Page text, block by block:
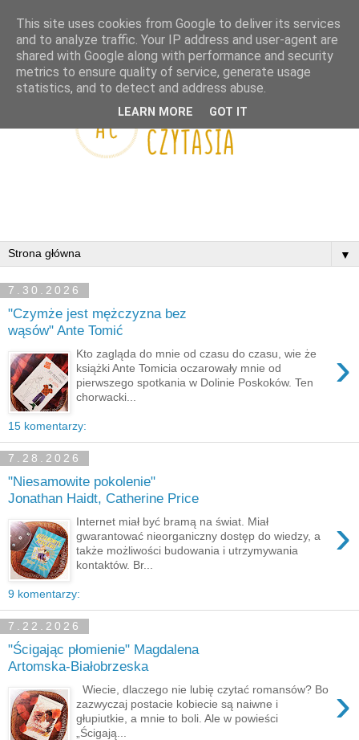
▼
7.30.2026
"Czymże jest mężczyzna bez
wąsów" Ante Tomić
›
Kto zagląda do mnie od czasu do czasu, wie że
książki Ante Tomicia oczarowały mnie od
pierwszego spotkania w Dolinie Poskoków. Ten
chorwacki...
15 komentarzy:
7.28.2026
"Niesamowite pokolenie"
Jonathan Haidt, Catherine Price
›
Internet miał być bramą na świat. Miał
gwarantować nieorganiczny dostęp do wiedzy, a
także możliwości budowania i utrzymywania
kontaktów. Br...
9 komentarzy:
7.22.2026
"Ścigając płomienie" Magdalena
Artomska-Białobrzeska
›
Wiecie, dlaczego nie lubię czytać romansów? Bo
zazwyczaj postacie kobiecie są naiwne i
głupiutkie, a mnie to boli. Ale w powieści
„Ścigają...
This site uses cookies from Google to deliver its services
and to analyze traffic. Your IP address and user-agent are
shared with Google along with performance and security
metrics to ensure quality of service, generate usage
statistics, and to detect and address abuse.
LEARN MORE GOT IT